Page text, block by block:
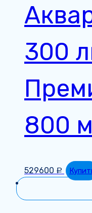
300
800
529600 Р